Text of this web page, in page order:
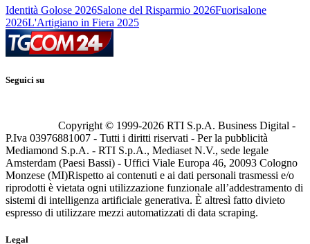
Identità Golose 2026Salone del Risparmio 2026Fuorisalone
2026L'Artigiano in Fiera 2025
Seguici su
Copyright © 1999-2026 RTI S.p.A. Business Digital -
P.Iva 03976881007 - Tutti i diritti riservati - Per la pubblicità
Mediamond S.p.A. - RTI S.p.A., Mediaset N.V., sede legale
Amsterdam (Paesi Bassi) - Uffici Viale Europa 46, 20093 Cologno
Monzese (MI)Rispetto ai contenuti e ai dati personali trasmessi e/o
riprodotti è vietata ogni utilizzazione funzionale all’addestramento di
sistemi di intelligenza artificiale generativa. È altresì fatto divieto
espresso di utilizzare mezzi automatizzati di data scraping.
Legal